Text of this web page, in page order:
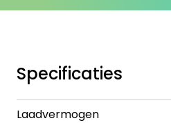
Specificaties
Laadvermogen